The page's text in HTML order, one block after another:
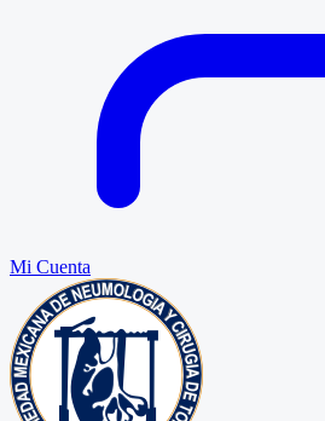
Mi Cuenta